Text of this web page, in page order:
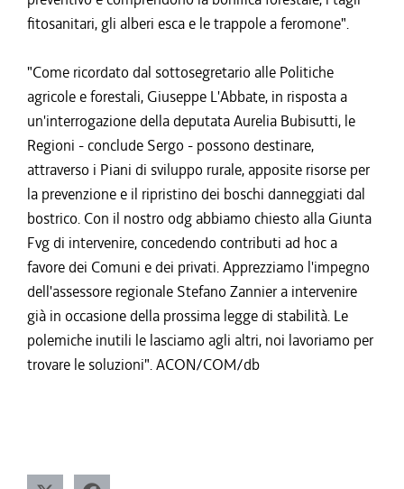
fitosanitari, gli alberi esca e le trappole a feromone".
"Come ricordato dal sottosegretario alle Politiche
agricole e forestali, Giuseppe L'Abbate, in risposta a
un'interrogazione della deputata Aurelia Bubisutti, le
Regioni - conclude Sergo - possono destinare,
attraverso i Piani di sviluppo rurale, apposite risorse per
la prevenzione e il ripristino dei boschi danneggiati dal
bostrico. Con il nostro odg abbiamo chiesto alla Giunta
Fvg di intervenire, concedendo contributi ad hoc a
favore dei Comuni e dei privati. Apprezziamo l'impegno
dell'assessore regionale Stefano Zannier a intervenire
già in occasione della prossima legge di stabilità. Le
polemiche inutili le lasciamo agli altri, noi lavoriamo per
trovare le soluzioni". ACON/COM/db